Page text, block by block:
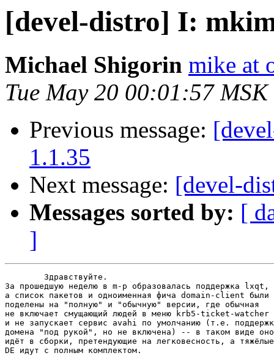
[devel-distro] I:
Michael Shigorin mike at
Tue May 20 00:01:57 MSK
Previous message:
1.1.35
Next message: [devel-
Messages sorted by: [
]
За прошедшую неделю в m-p образовалась поддержка lxqt,
а список пакетов и одноименная фича domain-client были
поделены на "полную" и "обычную" версии, где обычная
не включает смущающий людей в меню krb5-ticket-watcher
и не запускает сервис avahi по умолчанию (т.е.
домена "под рукой", но не включена) -- в таком виде оно
идёт в сборки, претендующие на легковесность, а тяжёлые
DE идут с полным комплектом.